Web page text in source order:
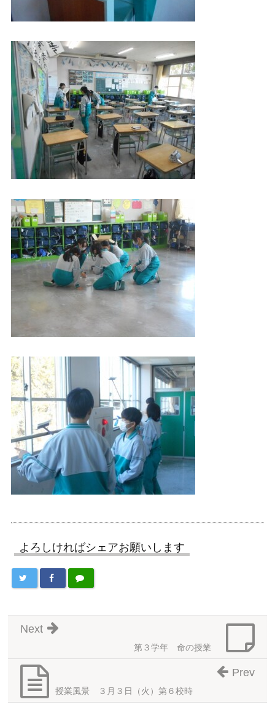
よろしければシェアお願いします
第３学年 命の授業
Next
授業風景 ３月３日（火）第６校時
Prev